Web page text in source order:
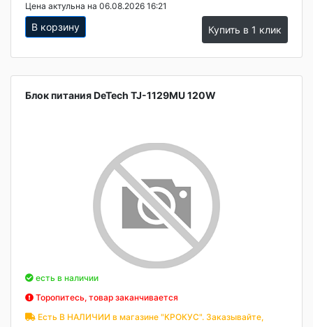
Цена актульна на 06.08.2026 16:21
В корзину Купить в 1 клик
Блок питания DeTech TJ-1129MU 120W
есть в наличии
Торопитесь, товар заканчивается
Есть В НАЛИЧИИ в магазине "КРОКУС". Заказывайте,